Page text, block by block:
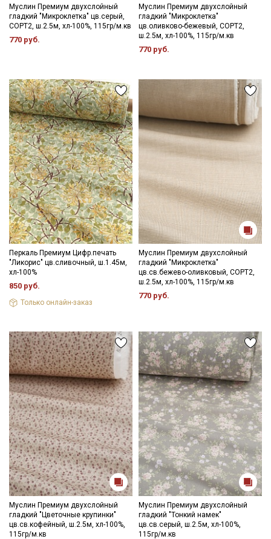
Муслин Премиум двухслойный
гладкий "Микроклетка" цв.серый,
СОРТ2, ш.2.5м, хл-100%, 115гр/м.кв
770 руб.
Муслин Премиум двухслойный
гладкий "Микроклетка"
цв.оливково-бежевый, СОРТ2,
ш.2.5м, хл-100%, 115гр/м.кв
770 руб.
Перкаль Премиум Цифр.печать
"Ликорис" цв.сливочный, ш.1.45м,
хл-100%
850 руб.
Только онлайн-заказ
Муслин Премиум двухслойный
гладкий "Микроклетка"
цв.св.бежево-оливковый, СОРТ2,
ш.2.5м, хл-100%, 115гр/м.кв
770 руб.
Муслин Премиум двухслойный
гладкий "Цветочные крупинки"
цв.св.кофейный, ш.2.5м, хл-100%,
115гр/м.кв
Муслин Премиум двухслойный
гладкий "Тонкий намек"
цв.св.серый, ш.2.5м, хл-100%,
115гр/м.кв